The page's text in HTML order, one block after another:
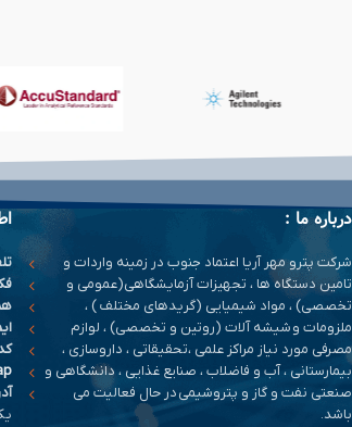
درباره ما :
شرکت پترو مهر آریا اعتماد جنوب در زمینه واردات و
تامین دستگاه ها ، تجهیزات آزمایشگاهی(عمومی و
تخصصی) ، مواد شیمیایی (گریدهای مختلف ) ،
ملزومات و شیشه آلات (روتین و تخصصی) ، لوازم
مصرفی مورد نیاز مراکز علمی ،تحقیقاتی ، داروسازی ،
بیمارستانی ، آب و فاضلاب ، صنایع غذایی ، دانشگاهی و
صنعتی نفت و گاز و پتروشیمی در حال فعالیت می
باشد.